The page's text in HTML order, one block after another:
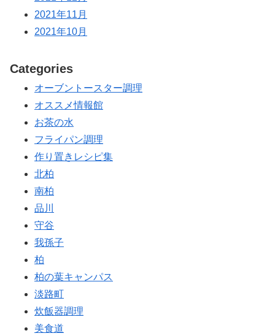
2021年11月
2021年10月
Categories
オーブントースター調理
オススメ情報館
お茶の水
フライパン調理
作り置きレシピ集
北柏
南柏
品川
守谷
我孫子
柏
柏の葉キャンパス
淡路町
炊飯器調理
美食道